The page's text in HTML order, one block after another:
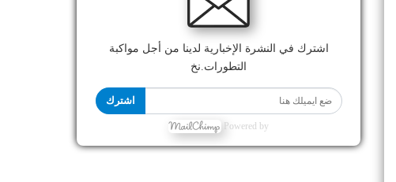
اشترك في النشرة الإخبارية لدينا من أجل مواكبة
التطورات.نخ
اشترك
Powered by